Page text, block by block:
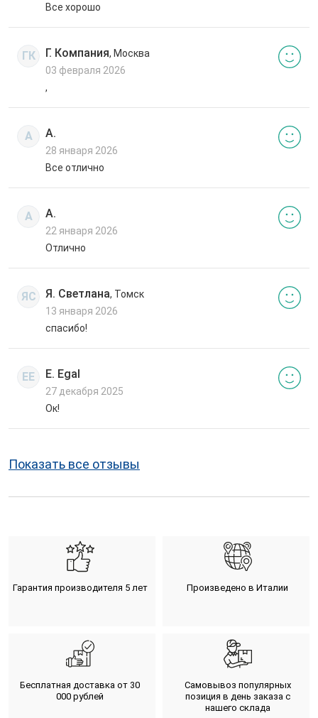
Все хорошо
ГК Г. Компания, Москва
03 февраля 2026
,
А А.
28 января 2026
Все отлично
А А.
22 января 2026
Отлично
ЯС Я. Светлана, Томск
13 января 2026
спасибо!
EE E. Egal
27 декабря 2025
Ок!
Показать все отзывы
Гарантия производителя 5 лет Произведено в Италии
Бесплатная доставка от 30
000 рублей
Самовывоз популярных
позиция в день заказа с
нашего склада